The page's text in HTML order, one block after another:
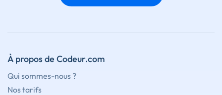
À propos de Codeur.com
Qui sommes-nous ?
Nos tarifs